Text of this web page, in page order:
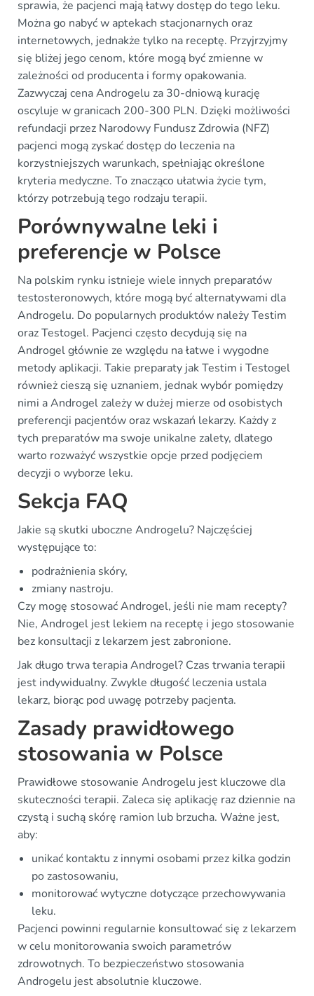
sprawia, że pacjenci mają łatwy dostęp do tego leku.
Można go nabyć w aptekach stacjonarnych oraz
internetowych, jednakże tylko na receptę. Przyjrzyjmy
się bliżej jego cenom, które mogą być zmienne w
zależności od producenta i formy opakowania.
Zazwyczaj cena Androgelu za 30-dniową kurację
oscyluje w granicach 200-300 PLN. Dzięki możliwości
refundacji przez Narodowy Fundusz Zdrowia (NFZ)
pacjenci mogą zyskać dostęp do leczenia na
korzystniejszych warunkach, spełniając określone
kryteria medyczne. To znacząco ułatwia życie tym,
którzy potrzebują tego rodzaju terapii.
Porównywalne leki i
preferencje w Polsce
Na polskim rynku istnieje wiele innych preparatów
testosteronowych, które mogą być alternatywami dla
Androgelu. Do popularnych produktów należy Testim
oraz Testogel. Pacjenci często decydują się na
Androgel głównie ze względu na łatwe i wygodne
metody aplikacji. Takie preparaty jak Testim i Testogel
również cieszą się uznaniem, jednak wybór pomiędzy
nimi a Androgel zależy w dużej mierze od osobistych
preferencji pacjentów oraz wskazań lekarzy. Każdy z
tych preparatów ma swoje unikalne zalety, dlatego
warto rozważyć wszystkie opcje przed podjęciem
decyzji o wyborze leku.
Sekcja FAQ
Jakie są skutki uboczne Androgelu? Najczęściej
występujące to:
podrażnienia skóry,
zmiany nastroju.
Czy mogę stosować Androgel, jeśli nie mam recepty?
Nie, Androgel jest lekiem na receptę i jego stosowanie
bez konsultacji z lekarzem jest zabronione.
Jak długo trwa terapia Androgel? Czas trwania terapii
jest indywidualny. Zwykle długość leczenia ustala
lekarz, biorąc pod uwagę potrzeby pacjenta.
Zasady prawidłowego
stosowania w Polsce
Prawidłowe stosowanie Androgelu jest kluczowe dla
skuteczności terapii. Zaleca się aplikację raz dziennie na
czystą i suchą skórę ramion lub brzucha. Ważne jest,
aby:
unikać kontaktu z innymi osobami przez kilka godzin
po zastosowaniu,
monitorować wytyczne dotyczące przechowywania
leku.
Pacjenci powinni regularnie konsultować się z lekarzem
w celu monitorowania swoich parametrów
zdrowotnych. To bezpieczeństwo stosowania
Androgelu jest absolutnie kluczowe.